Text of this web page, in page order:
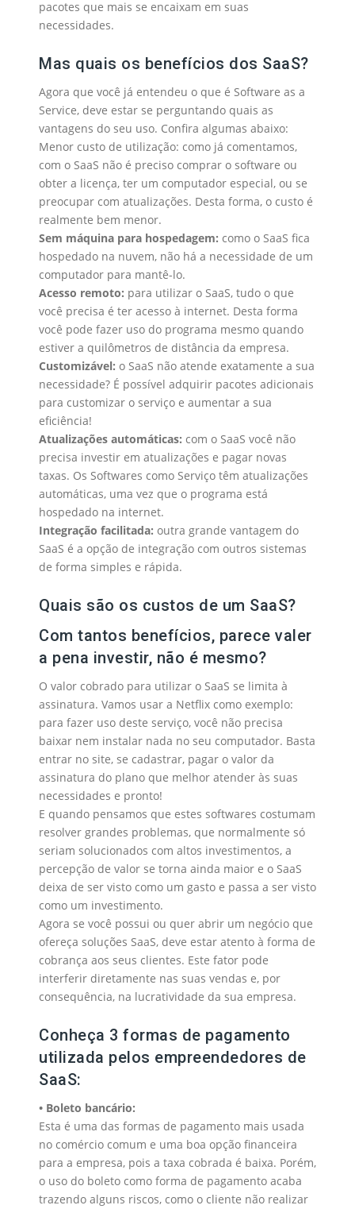
pacotes que mais se encaixam em suas
necessidades.
Mas quais os benefícios dos SaaS?
Agora que você já entendeu o que é Software as a
Service, deve estar se perguntando quais as
vantagens do seu uso. Confira algumas abaixo:
Menor custo de utilização: como já comentamos,
com o SaaS não é preciso comprar o software ou
obter a licença, ter um computador especial, ou se
preocupar com atualizações. Desta forma, o custo é
realmente bem menor.
Sem máquina para hospedagem: como o SaaS fica
hospedado na nuvem, não há a necessidade de um
computador para mantê-lo.
Acesso remoto: para utilizar o SaaS, tudo o que
você precisa é ter acesso à internet. Desta forma
você pode fazer uso do programa mesmo quando
estiver a quilômetros de distância da empresa.
Customizável: o SaaS não atende exatamente a sua
necessidade? É possível adquirir pacotes adicionais
para customizar o serviço e aumentar a sua
eficiência!
Atualizações automáticas: com o SaaS você não
precisa investir em atualizações e pagar novas
taxas. Os Softwares como Serviço têm atualizações
automáticas, uma vez que o programa está
hospedado na internet.
Integração facilitada: outra grande vantagem do
SaaS é a opção de integração com outros sistemas
de forma simples e rápida.
Quais são os custos de um SaaS?
Com tantos benefícios, parece valer
a pena investir, não é mesmo?
O valor cobrado para utilizar o SaaS se limita à
assinatura. Vamos usar a Netflix como exemplo:
para fazer uso deste serviço, você não precisa
baixar nem instalar nada no seu computador. Basta
entrar no site, se cadastrar, pagar o valor da
assinatura do plano que melhor atender às suas
necessidades e pronto!
E quando pensamos que estes softwares costumam
resolver grandes problemas, que normalmente só
seriam solucionados com altos investimentos, a
percepção de valor se torna ainda maior e o SaaS
deixa de ser visto como um gasto e passa a ser visto
como um investimento.
Agora se você possui ou quer abrir um negócio que
ofereça soluções SaaS, deve estar atento à forma de
cobrança aos seus clientes. Este fator pode
interferir diretamente nas suas vendas e, por
consequência, na lucratividade da sua empresa.
Conheça 3 formas de pagamento
utilizada pelos empreendedores de
SaaS:
• Boleto bancário:
Esta é uma das formas de pagamento mais usada
no comércio comum e uma boa opção financeira
para a empresa, pois a taxa cobrada é baixa. Porém,
o uso do boleto como forma de pagamento acaba
trazendo alguns riscos, como o cliente não realizar